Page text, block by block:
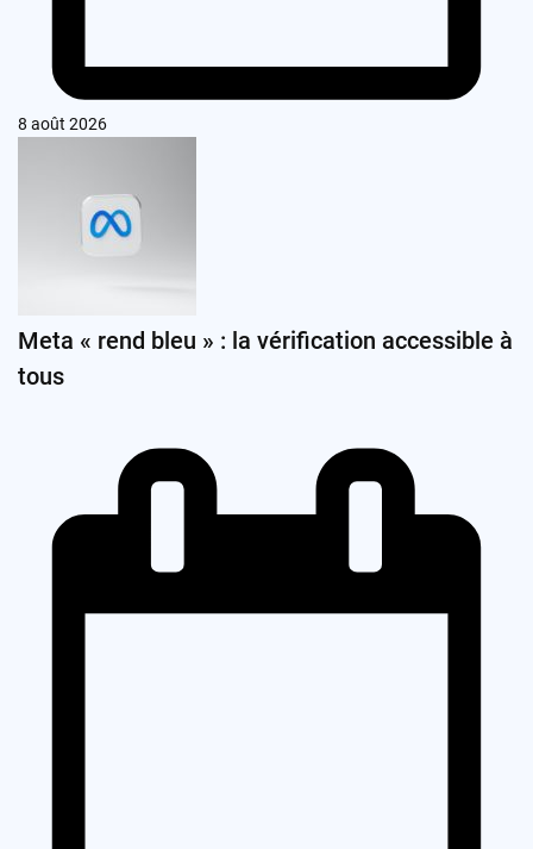
8 août 2026
Meta « rend bleu » : la vérification accessible à
tous